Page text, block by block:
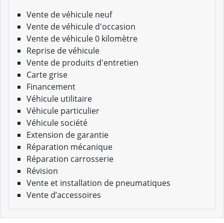
Vente de véhicule neuf
Vente de véhicule d'occasion
Vente de véhicule 0 kilomètre
Reprise de véhicule
Vente de produits d'entretien
Carte grise
Financement
Véhicule utilitaire
Véhicule particulier
Véhicule société
Extension de garantie
Réparation mécanique
Réparation carrosserie
Révision
Vente et installation de pneumatiques
Vente d’accessoires